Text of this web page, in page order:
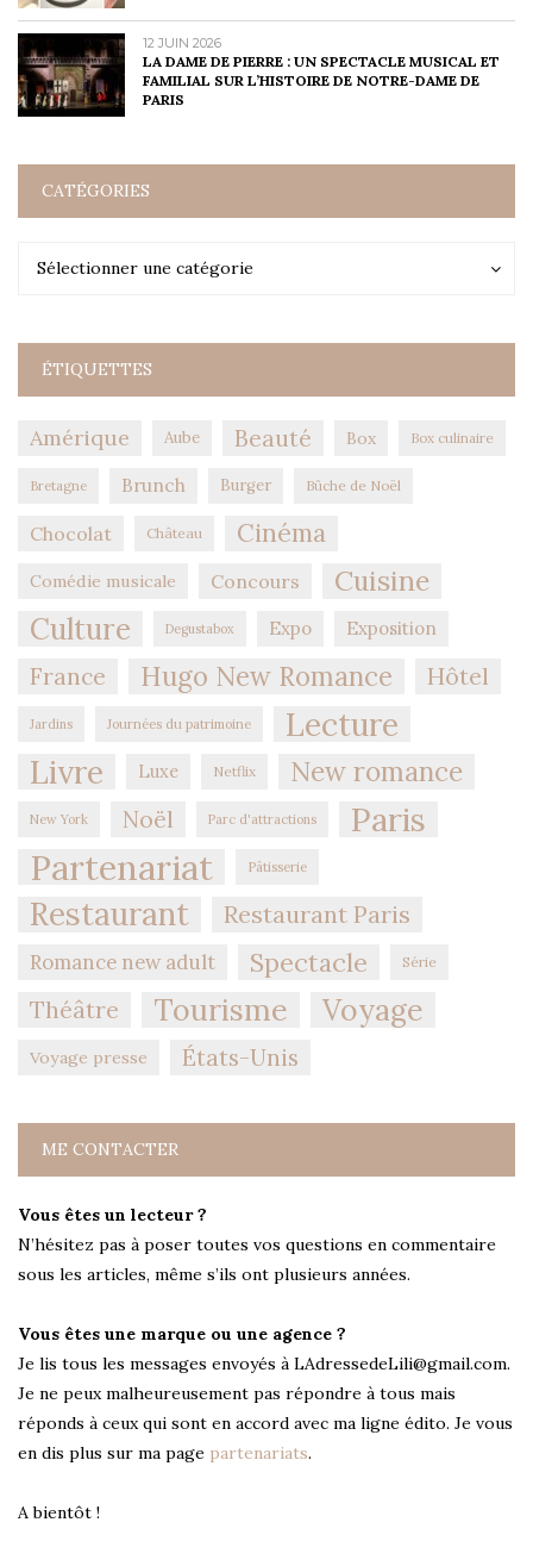
12 JUIN 2026
LA DAME DE PIERRE : UN SPECTACLE MUSICAL ET
FAMILIAL SUR L’HISTOIRE DE NOTRE-DAME DE
PARIS
CATÉGORIES
Sélectionner une catégorie
Catégories
ÉTIQUETTES
Amérique Aube Beauté Box Box culinaire
Bretagne Brunch Burger Bûche de Noël
Chocolat Château Cinéma
Comédie musicale Concours Cuisine
Culture Degustabox Expo Exposition
France Hugo New Romance Hôtel
Jardins Journées du patrimoine
Lecture
Livre
Luxe Netflix New romance
New York Noël Parc d'attractions Paris
Partenariat Pâtisserie
Restaurant Restaurant Paris
Romance new adult Spectacle Série
Théâtre Tourisme Voyage
Voyage presse États-Unis
ME CONTACTER
Vous êtes un lecteur ?
N’hésitez pas à poser toutes vos questions en commentaire
sous les articles, même s’ils ont plusieurs années.
Vous êtes une marque ou une agence ?
Je lis tous les messages envoyés à LAdressedeLili@gmail.com.
Je ne peux malheureusement pas répondre à tous mais
réponds à ceux qui sont en accord avec ma ligne édito. Je vous
en dis plus sur ma page partenariats.
A bientôt !